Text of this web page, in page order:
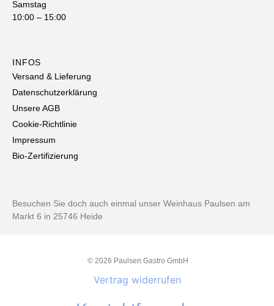
Samstag
10:00 – 15:00
INFOS
Versand & Lieferung
Datenschutzerklärung
Unsere AGB
Cookie-Richtlinie
Impressum
Bio-Zertifizierung
Besuchen Sie doch auch einmal unser Weinhaus Paulsen am
Markt 6 in 25746 Heide
© 2026 Paulsen Gastro GmbH
Vertrag widerrufen